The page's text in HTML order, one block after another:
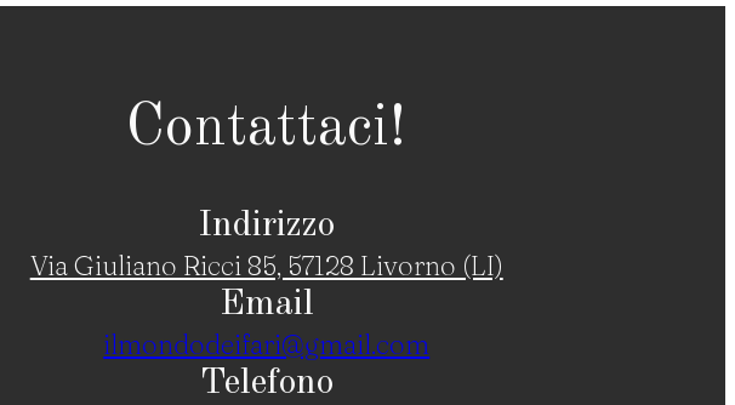
Contattaci!
Indirizzo
Via Giuliano Ricci 85, 57128 Livorno (LI)
Email
ilmondodeifari@gmail.com
Telefono